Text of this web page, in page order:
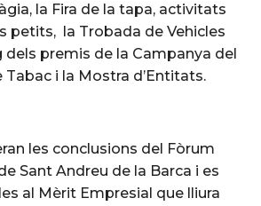
la Fira de la tapa, activitats
petits, la Trobada de Vehicles
dels premis de la Campanya del
Tabac i la Mostra d’Entitats.
les conclusions del Fòrum
Sant Andreu de la Barca i es
al Mèrit Empresial que lliura